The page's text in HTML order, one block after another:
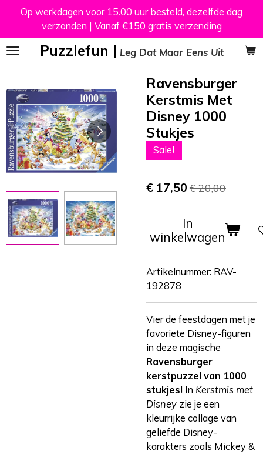
naar
de
Puzzlefun | Leg Dat Maar Eens Uit
Op werkdagen voor 15.00 uur besteld, dezelfde dag
verzonden | Vanaf €150 gratis verzending
Ravensburger
Kerstmis Met
Disney 1000
Stukjes
Sale!
€ 17,50 € 20,00
In
winkelwagen
Artikelnummer: RAV-
192878
Vier de feestdagen met je
favoriete Disney-figuren
in deze magische
Ravensburger
kerstpuzzel van 1000
stukjes! In Kerstmis met
Disney zie je een
kleurrijke collage van
geliefde Disney-
karakters zoals Mickey &